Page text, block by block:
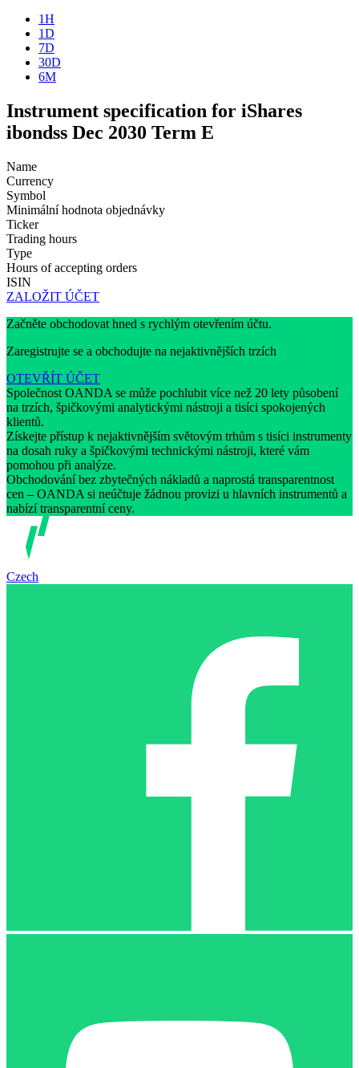
1H
1D
7D
30D
6M
Instrument specification for iShares
ibondss Dec 2030 Term E
Name
Currency
Symbol
Minimální hodnota objednávky
Ticker
Trading hours
Type
Hours of accepting orders
ISIN
ZALOŽIT ÚČET
Začněte obchodovat hned s rychlým otevřením účtu.
Zaregistrujte se a obchodujte na nejaktivnějších trzích
OTEVŘÍT ÚČET
Společnost OANDA se může pochlubit více než 20 lety působení
na trzích, špičkovými analytickými nástroji a tisíci spokojených
klientů.
Získejte přístup k nejaktivnějším světovým trhům s tisíci instrumenty
na dosah ruky a špičkovými technickými nástroji, které vám
pomohou při analýze.
Obchodování bez zbytečných nákladů a naprostá transparentnost
cen – OANDA si neúčtuje žádnou provizi u hlavních instrumentů a
nabízí transparentní ceny.
Czech